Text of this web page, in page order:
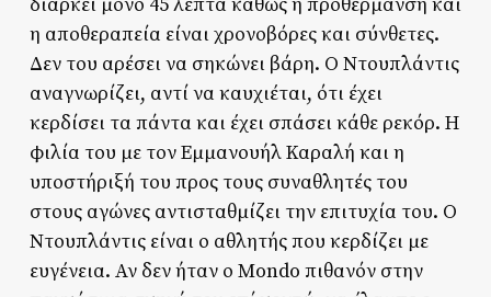
η αποθεραπεία είναι χρονοβόρες και σύνθετες.
Δεν του αρέσει να σηκώνει βάρη. Ο Ντουπλάντις
αναγνωρίζει, αντί να καυχιέται, ότι έχει
κερδίσει τα πάντα και έχει σπάσει κάθε ρεκόρ. Η
φιλία του με τον Εμμανουήλ Καραλή και η
υποστήριξή του προς τους συναθλητές του
στους αγώνες αντισταθμίζει την επιτυχία του. Ο
Ντουπλάντις είναι ο αθλητής που κερδίζει με
ευγένεια. Αν δεν ήταν ο Mondo πιθανόν στην